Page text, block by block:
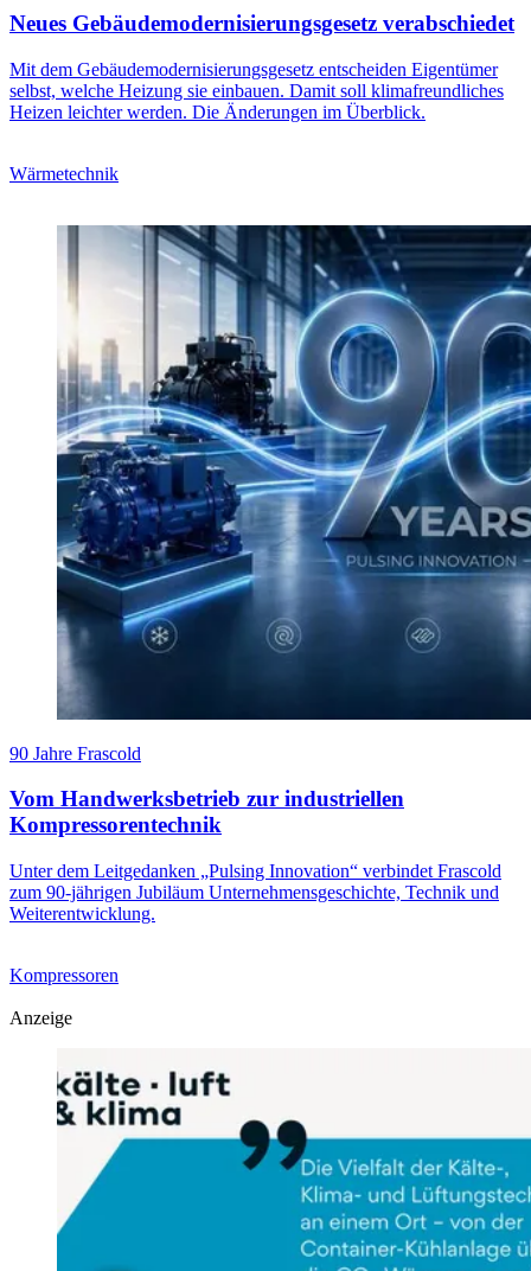
Neues Gebäudemodernisierungsgesetz verabschiedet
Mit dem Gebäudemodernisierungsgesetz entscheiden Eigentümer
selbst, welche Heizung sie einbauen. Damit soll klimafreundliches
Heizen leichter werden. Die Änderungen im Überblick.
Wärmetechnik
90 Jahre Frascold
Vom Handwerksbetrieb zur industriellen
Kompressorentechnik
Unter dem Leitgedanken „Pulsing Innovation“ verbindet Frascold
zum 90-jährigen Jubiläum Unternehmensgeschichte, Technik und
Weiterentwicklung.
Kompressoren
Anzeige